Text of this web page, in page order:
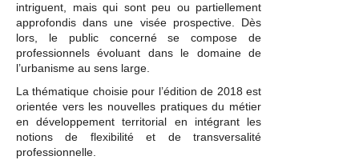
intriguent, mais qui sont peu ou partiellement
approfondis dans une visée prospective. Dès
lors, le public concerné se compose de
professionnels évoluant dans le domaine de
l’urbanisme au sens large.
La thématique choisie pour l’édition de 2018 est
orientée vers les nouvelles pratiques du métier
en développement territorial en intégrant les
notions de flexibilité et de transversalité
professionnelle.